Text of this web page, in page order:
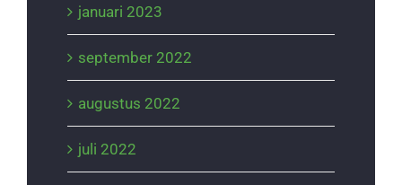
januari 2023
september 2022
augustus 2022
juli 2022